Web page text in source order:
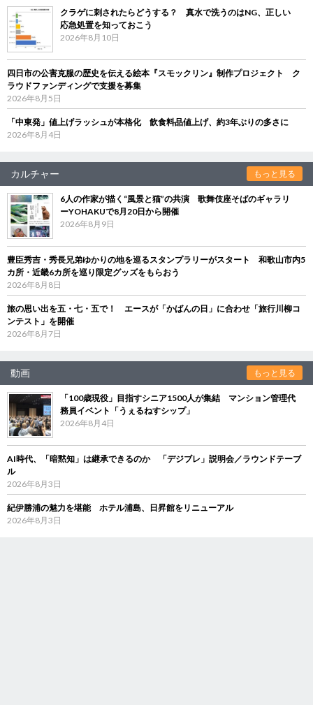
クラゲに刺されたらどうする？ 真水で洗うのはNG、正しい
応急処置を知っておこう
2026年8月10日
四日市の公害克服の歴史を伝える絵本『スモックリン』制作プロジェクト ク
ラウドファンディングで支援を募集
2026年8月5日
「中東発」値上げラッシュが本格化 飲食料品値上げ、約3年ぶりの多さに
2026年8月4日
カルチャー もっと見る
6人の作家が描く“風景と猫”の共演 歌舞伎座そばのギャラリ
ーYOHAKUで8月20日から開催
2026年8月9日
豊臣秀吉・秀長兄弟ゆかりの地を巡るスタンプラリーがスタート 和歌山市内5
カ所・近畿6カ所を巡り限定グッズをもらおう
2026年8月8日
旅の思い出を五・七・五で！ エースが「かばんの日」に合わせ「旅行川柳コ
ンテスト」を開催
2026年8月7日
動画 もっと見る
「100歳現役」目指すシニア1500人が集結 マンション管理代
務員イベント「うぇるねすシップ」
2026年8月4日
AI時代、「暗黙知」は継承できるのか 「デジブレ」説明会／ラウンドテーブ
ル
2026年8月3日
紀伊勝浦の魅力を堪能 ホテル浦島、日昇館をリニューアル
2026年8月3日